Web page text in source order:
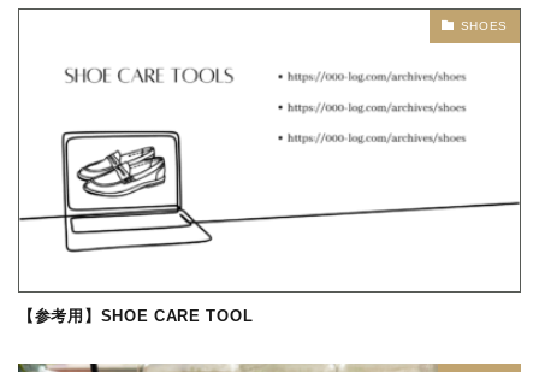
SHOES
【参考用】SHOE CARE TOOL